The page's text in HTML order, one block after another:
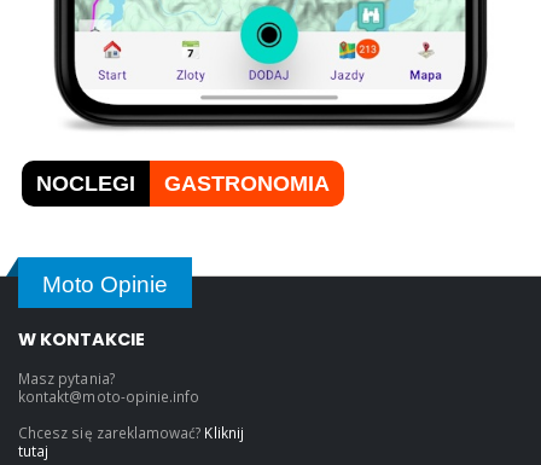
NOCLEGI GASTRONOMIA
Moto Opinie
W KONTAKCIE
Masz pytania?
kontakt@moto-opinie.info
Chcesz się zareklamować? Kliknij
tutaj